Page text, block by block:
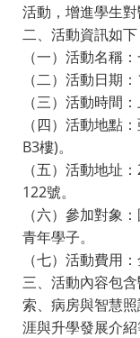
活動，增進學生對
二、活動資訊如下
（一）活動名稱
（二）活動日期
（三）活動時間
（四）活動地點
B3樓)。
（五）活動地址
122號。
（六）參加對象
青年學子。
（七）活動費用：
三、活動內容包
索、病房與智慧
涯與升學發展介紹